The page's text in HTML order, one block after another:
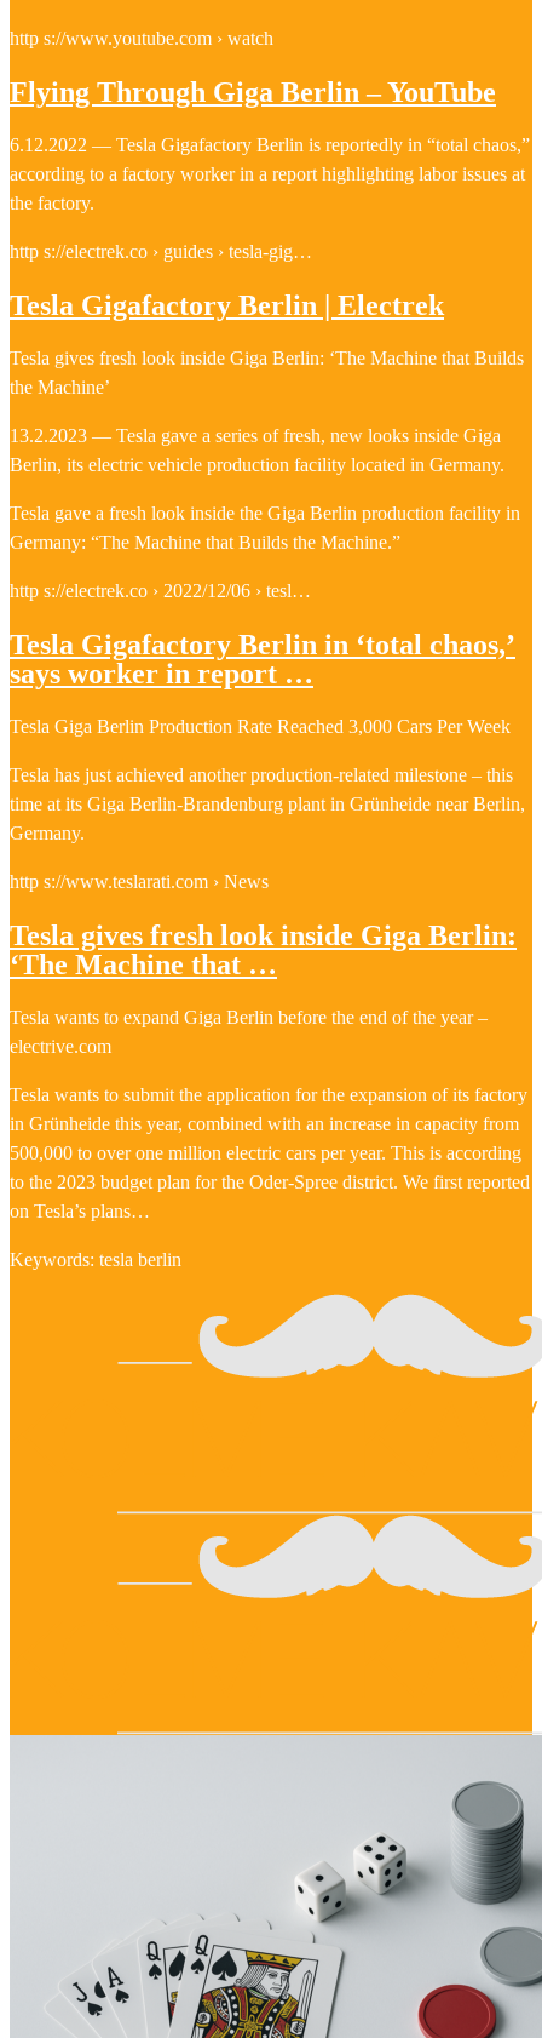
http s://www.youtube.com › watch
Flying Through Giga Berlin – YouTube
6.12.2022 — Tesla Gigafactory Berlin is reportedly in “total chaos,”
according to a factory worker in a report highlighting labor issues at
the factory.
http s://electrek.co › guides › tesla-gig…
Tesla Gigafactory Berlin | Electrek
Tesla gives fresh look inside Giga Berlin: ‘The Machine that Builds
the Machine’
13.2.2023 — Tesla gave a series of fresh, new looks inside Giga
Berlin, its electric vehicle production facility located in Germany.
Tesla gave a fresh look inside the Giga Berlin production facility in
Germany: “The Machine that Builds the Machine.”
http s://electrek.co › 2022/12/06 › tesl…
Tesla Gigafactory Berlin in ‘total chaos,’
says worker in report …
Tesla Giga Berlin Production Rate Reached 3,000 Cars Per Week
Tesla has just achieved another production-related milestone – this
time at its Giga Berlin-Brandenburg plant in Grünheide near Berlin,
Germany.
http s://www.teslarati.com › News
Tesla gives fresh look inside Giga Berlin:
‘The Machine that …
Tesla wants to expand Giga Berlin before the end of the year –
electrive.com
Tesla wants to submit the application for the expansion of its factory
in Grünheide this year, combined with an increase in capacity from
500,000 to over one million electric cars per year. This is according
to the 2023 budget plan for the Oder-Spree district. We first reported
on Tesla’s plans…
Keywords: tesla berlin